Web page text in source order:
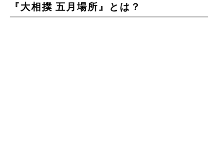
『大相撲 五月場所』とは？